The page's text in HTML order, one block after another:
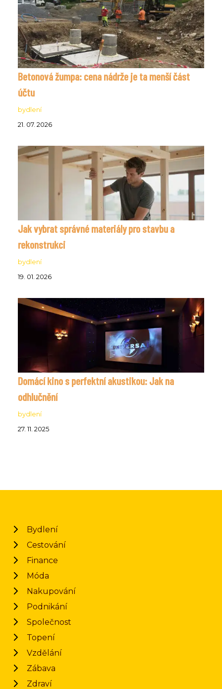
Betonová žumpa: cena nádrže je ta menší část
účtu
bydlení
21. 07. 2026
Jak vybrat správné materiály pro stavbu a
rekonstrukci
bydlení
19. 01. 2026
Domácí kino s perfektní akustikou: Jak na
odhlučnění
bydlení
27. 11. 2025
Bydlení
Cestování
Finance
Móda
Nakupování
Podnikání
Společnost
Topení
Vzdělání
Zábava
Zdraví